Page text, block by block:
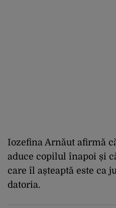
Iozefina Arnăut afirmă
aduce copilul înapoi și
care îl așteaptă este ca
datoria.